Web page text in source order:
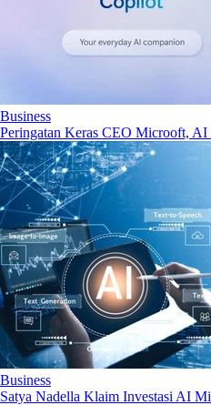
Business
Peringatan Keras CEO Microoft, AI
Business
Satya Nadella Klaim Investasi AI